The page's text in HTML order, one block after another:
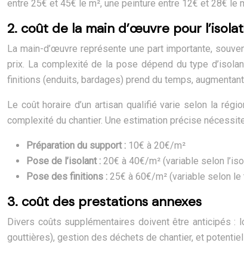
entre 25€ et 45€ le m², une peinture entre 12€ et 28€
2. coût de la main d’œuvre pour
La main-d’œuvre représente une part importante,
prix. La complexité de la pose dépend du type
finitions (enduits, bardages) prend du temps,
Le coût horaire d’un artisan qualifié varie selon la
complexité du chantier. Une estimation précise
Préparation du support : 10€ à 20€/m²
Pose de l’isolant : 20€ à 40€/m² (variable selon
Pose des finitions : 25€ à 60€/m² (variable selon
3. coût des prestations annexes
Divers coûts supplémentaires doivent être anticipés :
gouttières), gestion des déchets de chantier, et